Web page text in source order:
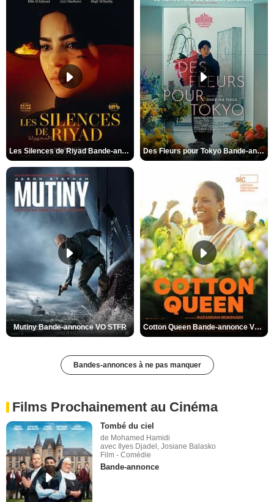
Les Silences de Riyad Bande-annonce VO STFR Des Fleurs pour Tokyo Bande-annonce VO STFR
Mutiny Bande-annonce VO STFR Cotton Queen Bande-annonce VO STFR
Bandes-annonces à ne pas manquer
Films Prochainement au Cinéma
Tombé du ciel
de Mohamed Hamidi
avec Ilyes Djadel, Josiane Balasko
Film - Comédie
Bande-annonce